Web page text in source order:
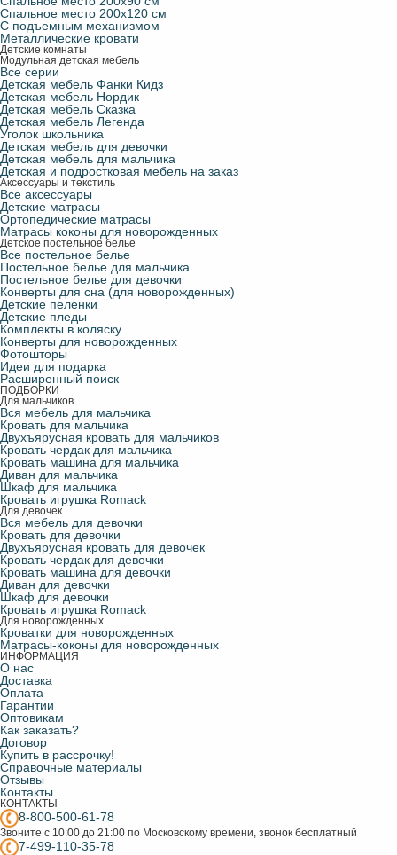
Спальное место 200х120 см
С подъемным механизмом
Металлические кровати
Детские комнаты
Модульная детская мебель
Все серии
Детская мебель Фанки Кидз
Детская мебель Нордик
Детская мебель Сказка
Детская мебель Легенда
Уголок школьника
Детская мебель для девочки
Детская мебель для мальчика
Детская и подростковая мебель на заказ
Аксессуары и текстиль
Все аксессуары
Детские матрасы
Ортопедические матрасы
Матрасы коконы для новорожденных
Детское постельное белье
Все постельное белье
Постельное белье для мальчика
Постельное белье для девочки
Конверты для сна (для новорожденных)
Детские пеленки
Детские пледы
Комплекты в коляску
Конверты для новорожденных
Фотошторы
Идеи для подарка
Расширенный поиск
ПОДБОРКИ
Для мальчиков
Вся мебель для мальчика
Кровать для мальчика
Двухъярусная кровать для мальчиков
Кровать чердак для мальчика
Кровать машина для мальчика
Диван для мальчика
Шкаф для мальчика
Кровать игрушка Romack
Для девочек
Вся мебель для девочки
Кровать для девочки
Двухъярусная кровать для девочек
Кровать чердак для девочки
Кровать машина для девочки
Диван для девочки
Шкаф для девочки
Кровать игрушка Romack
Для новорожденных
Кроватки для новорожденных
Матрасы-коконы для новорожденных
ИНФОРМАЦИЯ
О нас
Доставка
Оплата
Гарантии
Оптовикам
Как заказать?
Договор
Купить в рассрочку!
Справочные материалы
Отзывы
Контакты
КОНТАКТЫ
8-800-500-61-78
Звоните с 10:00 до 21:00 по Московскому времени, звонок бесплатный
7-499-110-35-78